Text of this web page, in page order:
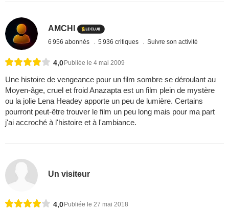
AMCHI
6 956 abonnés 5 936 critiques Suivre son activité
4,0Publiée le 4 mai 2009
Une histoire de vengeance pour un film sombre se déroulant au
Moyen-âge, cruel et froid Anazapta est un film plein de mystère
ou la jolie Lena Headey apporte un peu de lumière. Certains
pourront peut-être trouver le film un peu long mais pour ma part
j'ai accroché à l'histoire et à l'ambiance.
Un visiteur
4,0 Publiée le 27 mai 2018